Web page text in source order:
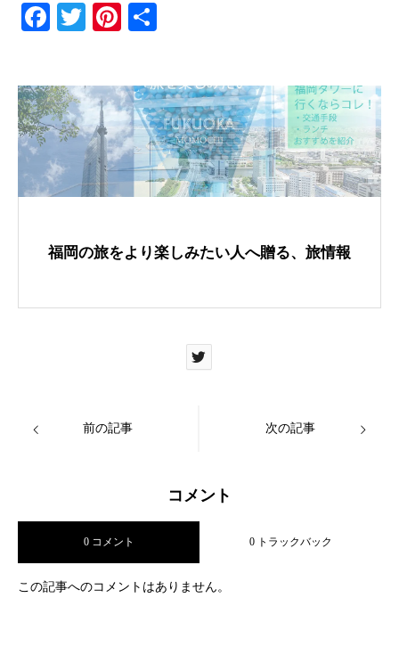
F
e
b
o
o
T
er
Pi
e
st
福岡の旅をより楽しみたい人へ贈る、旅情報
前の記事 次の記事
コメント
0 コメント 0 トラックバック
この記事へのコメントはありません。